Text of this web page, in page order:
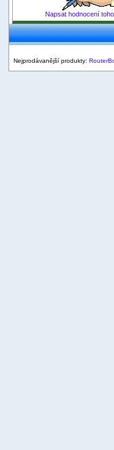
Napsat hodnocení
Nejprodávanější produkty: